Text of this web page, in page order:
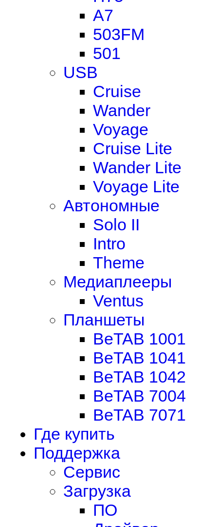
A7
503FM
501
USB
Cruise
Wander
Voyage
Cruise Lite
Wander Lite
Voyage Lite
Автономные
Solo II
Intro
Theme
Медиаплееры
Ventus
Планшеты
BeTAB 1001
BeTAB 1041
BeTAB 1042
BeTAB 7004
BeTAB 7071
Где купить
Поддержка
Сервис
Загрузка
ПО